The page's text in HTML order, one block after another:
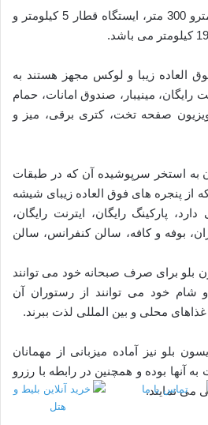
فاصله این هتل تا ایستگاه مترو 300 متر، ایستگاه قطار 5 کیلومتر و
العاده زیبا و لوکس مجهز هستند به
رایگان، مینیبار، صندوق امانات، حمام
صفحه تخت، کتری برقی، میز و
به استخر سرپوشیده آن که در طبقات
از پنجره های فوق العاده زیبای شیشه
پارکینگ رایگان، ایترنت رایگان،
بوفه و کافه، سالن کنفرانس، سالن
بلو برای صرف صبحانه خود می توانند
شام خود می توانند از رستوران آن
غذاهای محلی و بین المللی لذت ببرند.
رادیسون بلو نیز آماده میزبانی از مهمانان
آنها بوده و همچنین در رابطه با رزرو
می نمایند.